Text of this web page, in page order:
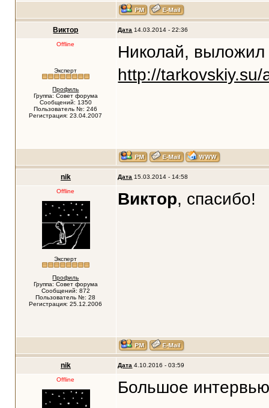
Виктор Дата 14.03.2014 - 22:36
Offline
Эксперт
Профиль
Группа: Совет форума
Сообщений: 1350
Пользователь №: 246
Регистрация: 23.04.2007
Николай,
http://
nik Дата 15.03.2014 - 14:58
Offline
Эксперт
Профиль
Группа: Совет форума
Сообщений: 872
Пользователь №: 28
Регистрация: 25.12.2006
Виктор, спасибо!
nik Дата 4.10.2016 - 03:59
Offline Большое